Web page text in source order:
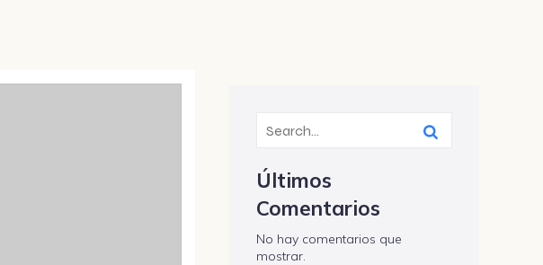
Últimos
Comentarios
No hay comentarios que
mostrar.